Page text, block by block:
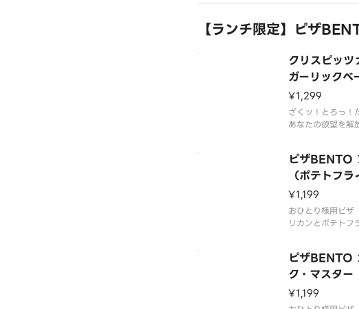
ゴーダチーズ）
【ランチ限定】ピザ
クリスピッツ
ガーリックベ
ズ（ポテトフ
¥1,299
ざくッ！とろっ！
あなたの欲望を解
アンソーセージ、
刺激するガーリッ
ピザBENTO
（ポテトフラ
¥1,199
おひとり様用ピ
リカンとポテトフ
ピザBENTO
ク・マスター
ライ付き）
¥1,199